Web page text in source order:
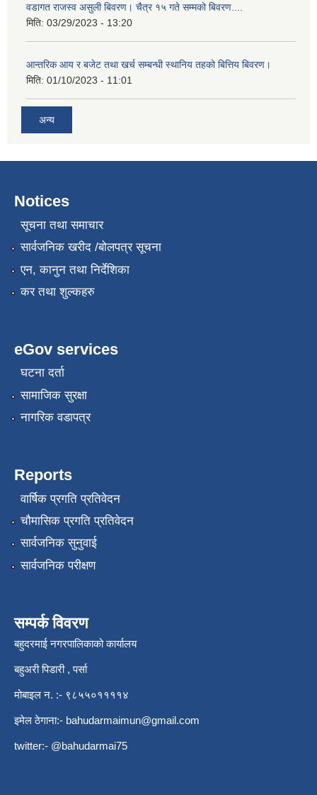
वडागत राजस्व असुली बिवरण। चैत्र १५ गते सम्मको बिवरण....
मिति: 03/29/2023 - 13:20
आन्तरिक आय र बजेट तथा खर्च सम्बन्धी स्थानिय तहको बित्तिय बिवरण।
मिति: 01/10/2023 - 11:01
अन्य
Notices
सूचना तथा समाचार
सार्वजनिक खरीद /बोलपत्र सूचना
एन, कानुन तथा निर्देशिका
कर तथा शुल्कहरु
eGov services
घटना दर्ता
सामाजिक सुरक्षा
नागरिक वडापत्र
Reports
वार्षिक प्रगति प्रतिवेदन
चौमासिक प्रगति प्रतिवेदन
सार्वजनिक सुनुवाई
सार्वजनिक परीक्षण
सम्पर्क विवरण
बहुदरमाई नगरपालिकाको कार्यालय
बहुअरी पिडारी , पर्सा
मोबाइल न. :- ९८५५०११११४
इमेल ठेगाना:- bahudarmaimun@gmail.com
twitter:- @bahudarmai75